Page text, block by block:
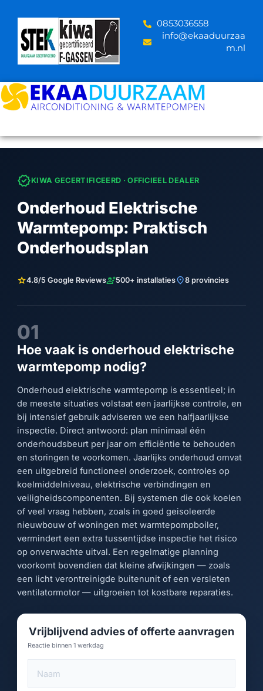
content
‪0853036558
info@ekaaduurzaa
m.nl
verifiedKIWA GECERTIFICEERD · OFFICIEEL DEALER
Onderhoud Elektrische
Warmtepomp: Praktisch
Onderhoudsplan
star4.8/5 Google Reviewsengineering500+ installatieslocation_on8 provincies
01
Hoe vaak is onderhoud elektrische
warmtepomp nodig?
Onderhoud elektrische warmtepomp is essentieel; in
de meeste situaties volstaat een jaarlijkse controle, en
bij intensief gebruik adviseren we een halfjaarlijkse
inspectie. Direct antwoord: plan minimaal één
onderhoudsbeurt per jaar om efficiëntie te behouden
en storingen te voorkomen. Jaarlijks onderhoud omvat
een uitgebreid functioneel onderzoek, controles op
koelmiddelniveau, elektrische verbindingen en
veiligheidscomponenten. Bij systemen die ook koelen
of veel vraag hebben, zoals in goed geisoleerde
nieuwbouw of woningen met warmtepompboiler,
vermindert een extra tussentijdse inspectie het risico
op onverwachte uitval. Een regelmatige planning
voorkomt bovendien dat kleine afwijkingen — zoals
een licht verontreinigde buitenunit of een versleten
ventilatormotor — uitgroeien tot kostbare reparaties.
Vrijblijvend advies of offerte aanvragen
Reactie binnen 1 werkdag